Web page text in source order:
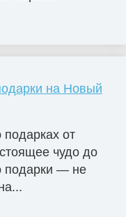
на Новый
от
чудо до
подарки — не